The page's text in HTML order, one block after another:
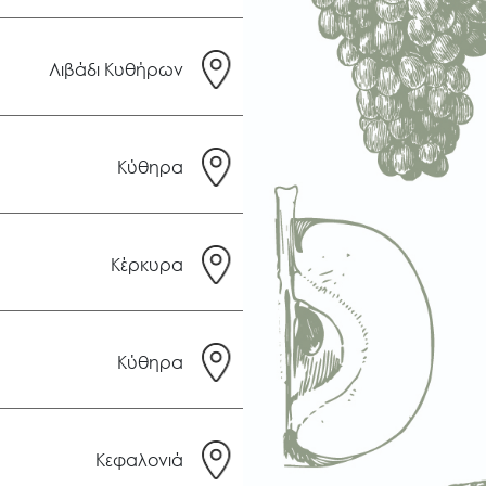
Λιβάδι Κυθήρων
Κύθηρα
Κέρκυρα
Κύθηρα
Κεφαλονιά